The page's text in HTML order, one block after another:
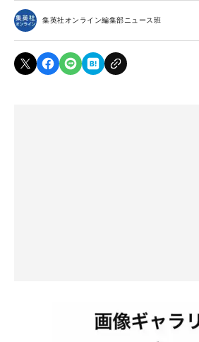
集英社オンライン編集部ニュース班